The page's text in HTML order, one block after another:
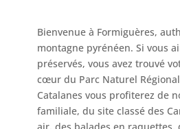
Bienvenue à Formiguères,
montagne pyrénéen. Si vous
préservés, vous avez trouvé
cœur du Parc Naturel
Catalanes vous profiterez de
familiale, du site classé des